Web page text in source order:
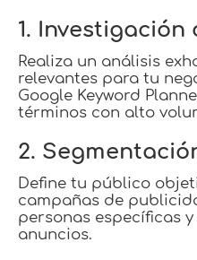
1.
Realiza un análisis
relevantes para tu
Google Keyword
términos con alto
2.
Define tu público
campañas de
personas específicas
anuncios.